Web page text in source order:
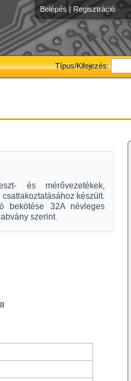
Belépés | Regisztráció
Típus/Kifejezés:
és mérővezetékek,
készült.
bekötése 32A névleges
szerint.